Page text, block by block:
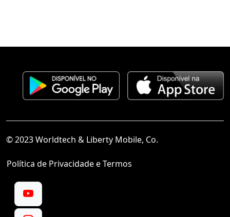
© 2023 Worldtech & Liberty Mobile, Co.
Política de Privacidade e Termos